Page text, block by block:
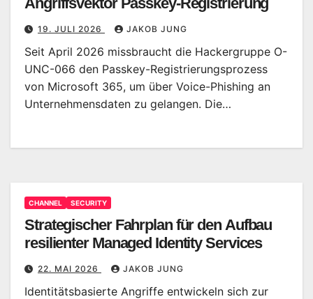
19. JULI 2026 JAKOB JUNG
Seit April 2026 missbraucht die Hackergruppe O-
UNC-066 den Passkey-Registrierungsprozess
von Microsoft 365, um über Voice-Phishing an
Unternehmensdaten zu gelangen. Die…
CHANNEL SECURITY
Strategischer Fahrplan für den Aufbau
resilienter Managed Identity Services
22. MAI 2026 JAKOB JUNG
Identitätsbasierte Angriffe entwickeln sich zur